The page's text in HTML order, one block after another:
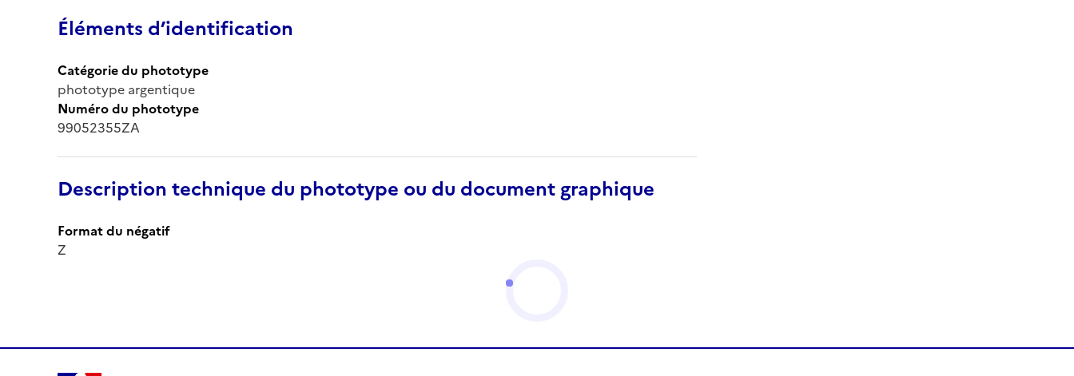
Éléments d’identification
Catégorie du phototype
phototype argentique
Numéro du phototype
99052355ZA
Description technique du phototype ou du document graphique
Format du négatif
Z